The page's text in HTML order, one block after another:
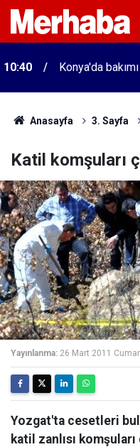
10:40 Konya'da
Anasayfa 3. Sayfa
Katil komşuları
Yayınlanma: 26 Mart 2011
Yozgat'ta cesetleri
katil zanlısı komşuları